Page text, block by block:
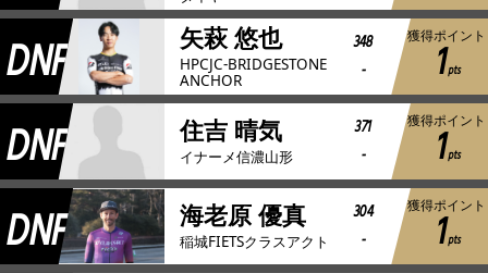
DNF 矢萩 悠也
HPCJC-BRIDGESTONE
ANCHOR
348
-
獲得ポイント
1pts
DNF 住吉 晴気
イナーメ信濃山形
371
-
獲得ポイント
1pts
DNF 海老原 優真
稲城FIETSクラスアクト
304
-
獲得ポイント
1pts